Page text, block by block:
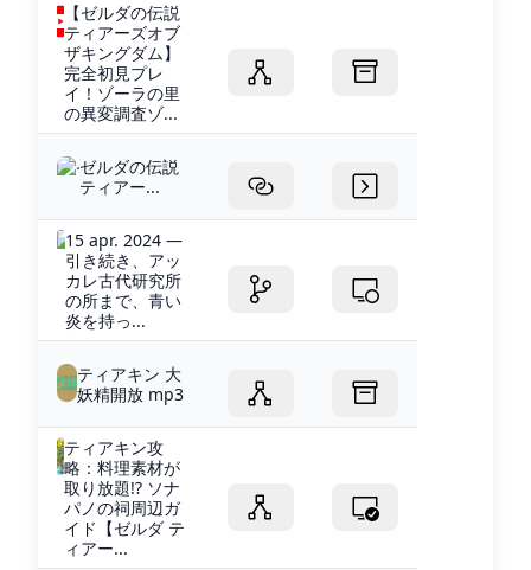
【ゼルダの伝説
ティアーズオブ
ザキングダム】
完全初見プレ
イ！ゾーラの里
の異変調査ゾ...
ゼルダの伝説
ティアー...
15 apr. 2024 —
引き続き、アッ
カレ古代研究所
の所まで、青い
炎を持っ...
ティアキン 大
妖精開放 mp3
ティアキン攻
略：料理素材が
取り放題!? ソナ
パノの祠周辺ガ
イド【ゼルダ テ
ィアー...